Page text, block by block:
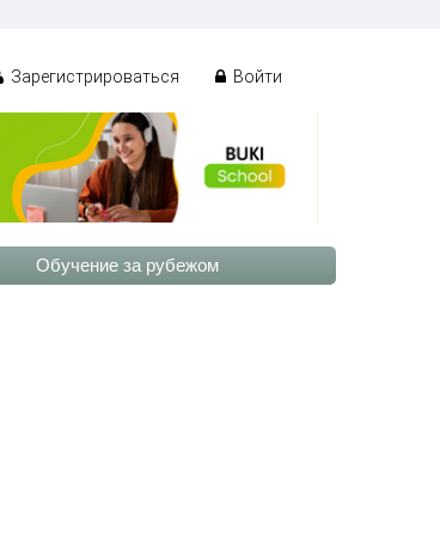
Зарегистрироваться Войти
Обучение за рубежом